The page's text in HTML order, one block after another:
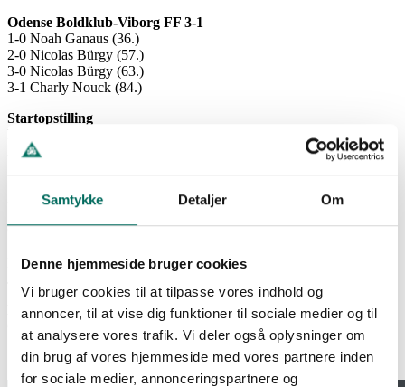
Samtykke Detaljer Om
Denne hjemmeside bruger cookies
Vi bruger cookies til at tilpasse vores indhold og
annoncer, til at vise dig funktioner til sociale medier og til
at analysere vores trafik. Vi deler også oplysninger om
din brug af vores hjemmeside med vores partnere inden
for sociale medier, annonceringspartnere og
Odense Boldklub-Viborg FF 3-1
1-0 Noah Ganaus (36.)
2-0 Nicolas Bürgy (57.)
3-0 Nicolas Bürgy (63.)
3-1 Charly Nouck (84.)
Startopstilling
Lucas Lund-Manuel Mbom, Stipe Radic, Ivan Näsberg, Daniel
Anyembe-Thomas Jørgensen, Jeppe Grønning, Asker Beck-
Indskiftninger
Charly Nouck for Yonis Njoh (58.)
Mads Søndergaard for Asker Beck (71.)
Kort